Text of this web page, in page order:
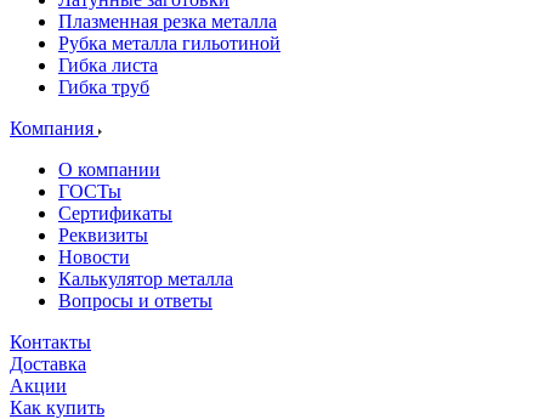
Плазменная резка металла
Рубка металла гильотиной
Гибка листа
Гибка труб
Компания
О компании
ГОСТы
Сертификаты
Реквизиты
Новости
Калькулятор металла
Вопросы и ответы
Контакты
Доставка
Акции
Как купить